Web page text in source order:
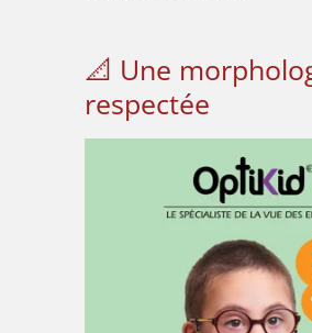
📐 Une
respectée